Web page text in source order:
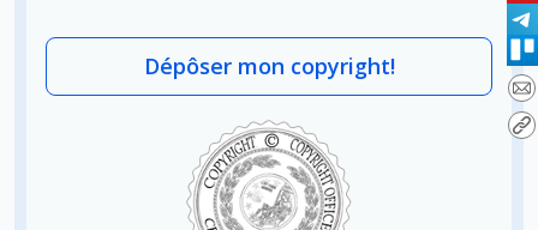
Dépôser mon copyright!